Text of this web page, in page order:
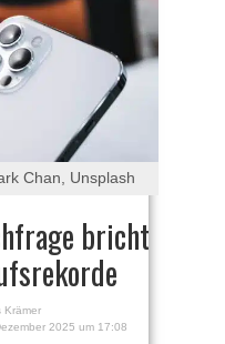
Chan, Unsplash
bricht
Krämer
2025 um 17:08